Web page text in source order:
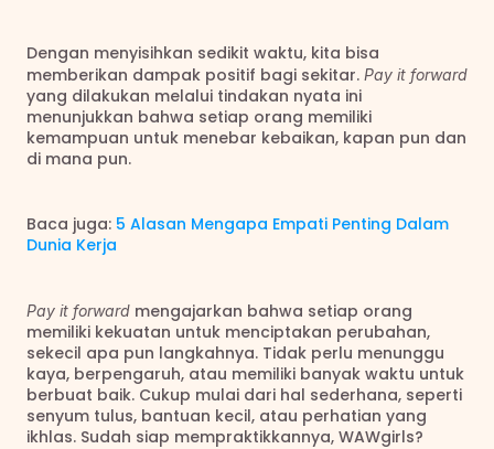
Dengan menyisihkan sedikit waktu, kita bisa
memberikan dampak positif bagi sekitar. Pay it forward
yang dilakukan melalui tindakan nyata ini
menunjukkan bahwa setiap orang memiliki
kemampuan untuk menebar kebaikan, kapan pun dan
di mana pun.
Baca juga: 5 Alasan Mengapa Empati Penting Dalam
Dunia Kerja
Pay it forward mengajarkan bahwa setiap orang
memiliki kekuatan untuk menciptakan perubahan,
sekecil apa pun langkahnya. Tidak perlu menunggu
kaya, berpengaruh, atau memiliki banyak waktu untuk
berbuat baik. Cukup mulai dari hal sederhana, seperti
senyum tulus, bantuan kecil, atau perhatian yang
ikhlas. Sudah siap mempraktikkannya, WAWgirls?